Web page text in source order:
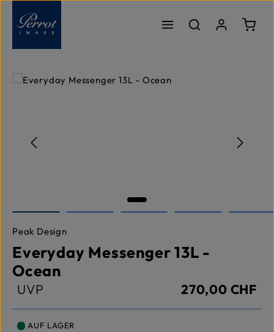
Zum Hauptinhalt springen
Bildergalerie überspringen
Peak Design
Everyday Messenger 13L -
Ocean
UVP 270,00 CHF
AUF LAGER